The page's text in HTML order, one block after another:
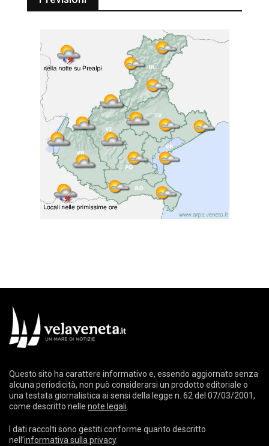
Questo sito ha carattere informativo e, essendo aggiornato senza
alcuna periodicità, non può considerarsi un prodotto editoriale o
una testata giornalistica ai sensi della legge n. 62 del 07/03/2001,
come descritto nelle note legali
I dati raccolti sono gestiti conforme quanto descritto
nell’informativa sulla privacy.